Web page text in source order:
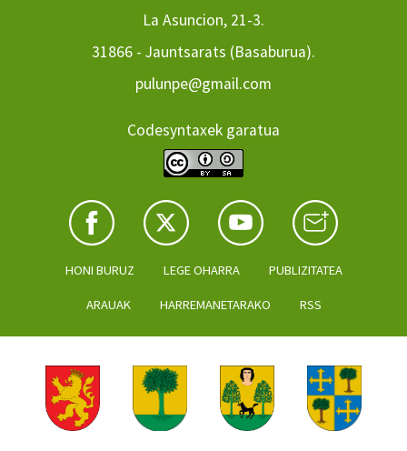
La Asuncion, 21-3.
31866 - Jauntsarats (Basaburua).
pulunpe@gmail.com
Codesyntaxek garatua
HONI BURUZ LEGE OHARRA PUBLIZITATEA
ARAUAK HARREMANETARAKO RSS